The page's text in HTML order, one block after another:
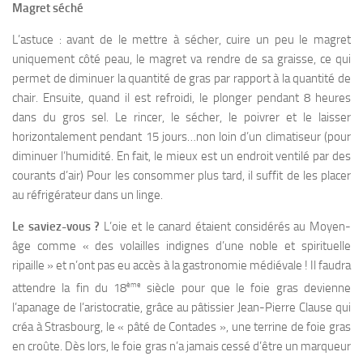
Magret séché
L’astuce : avant de le mettre à sécher, cuire un peu le magret
uniquement côté peau, le magret va rendre de sa graisse, ce qui
permet de diminuer la quantité de gras par rapport à la quantité de
chair. Ensuite, quand il est refroidi, le plonger pendant 8 heures
dans du gros sel. Le rincer, le sécher, le poivrer et le laisser
horizontalement pendant 15 jours…non loin d’un climatiseur (pour
diminuer l’humidité. En fait, le mieux est un endroit ventilé par des
courants d’air) Pour les consommer plus tard, il suffit de les placer
au réfrigérateur dans un linge.
Le saviez-vous ? L’oie et le canard étaient considérés au Moyen-
âge comme « des volailles indignes d’une noble et spirituelle
ripaille » et n’ont pas eu accès à la gastronomie médiévale ! Il faudra
attendre la fin du 18ème
siècle pour que le foie gras devienne
l’apanage de l’aristocratie, grâce au pâtissier Jean-Pierre Clause qui
créa à Strasbourg, le « pâté de Contades », une terrine de foie gras
en croûte. Dès lors, le foie gras n’a jamais cessé d’être un marqueur